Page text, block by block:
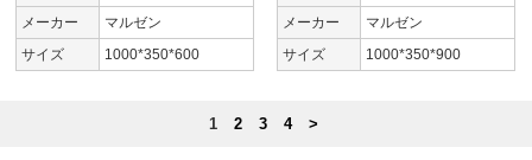
メーカー
マルゼン
サイズ
1000*350*600
メーカー
マルゼン
サイズ
1000*350*900
1 2 3 4 >